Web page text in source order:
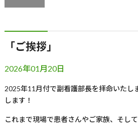
「ご挨拶」
2026年01月20日
2025年11 月付で副看護部長を拝命いたし
します！
これまで現場で患者さんやご家族、そし